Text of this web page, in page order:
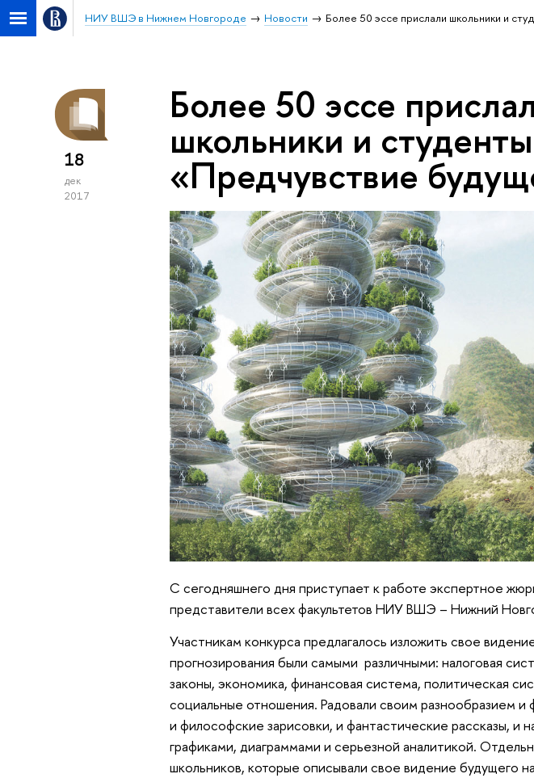
НИУ ВШЭ в Нижнем Новгороде Новости Более 50 эссе прислали школьники и
18
дек
2017
Более 50 эссе
школьники и
«Предчувствие
С сегодняшнего дня приступает к работе экспертное
представители всех факультетов НИУ ВШЭ – Нижний
Участникам конкурса предлагалось изложить свое
прогнозирования были самыми различными: налоговая
законы, экономика, финансовая система, политическая
социальные отношения. Радовали своим разнообразием
и философские зарисовки, и фантастические рассказы, и
графиками, диаграммами и серьезной аналитикой.
школьников, которые описывали свое видение будущего